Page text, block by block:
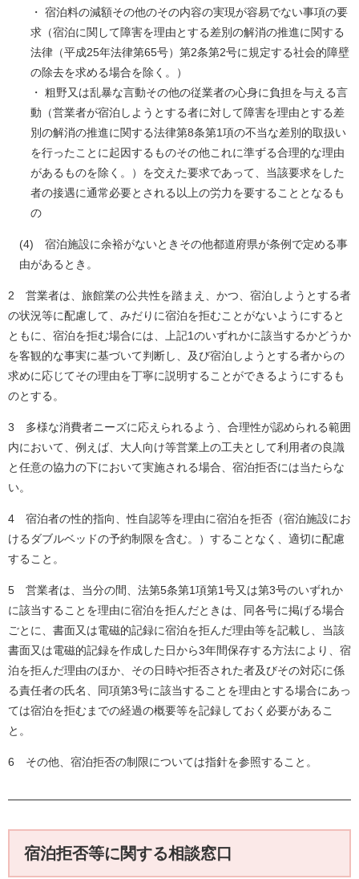
・ 宿泊料の減額その他のその内容の実現が容易でない事項の要
求（宿泊に関して障害を理由とする差別の解消の推進に関する
法律（平成25年法律第65号）第2条第2号に規定する社会的障壁
の除去を求める場合を除く。）
・ 粗野又は乱暴な言動その他の従業者の心身に負担を与える言
動（営業者が宿泊しようとする者に対して障害を理由とする差
別の解消の推進に関する法律第8条第1項の不当な差別的取扱い
を行ったことに起因するものその他これに準ずる合理的な理由
があるものを除く。）を交えた要求であって、当該要求をした
者の接遇に通常必要とされる以上の労力を要することとなるも
の
(4) 宿泊施設に余裕がないときその他都道府県が条例で定める事
由があるとき。
2 営業者は、旅館業の公共性を踏まえ、かつ、宿泊しようとする者
の状況等に配慮して、みだりに宿泊を拒むことがないようにすると
ともに、宿泊を拒む場合には、上記1のいずれかに該当するかどうか
を客観的な事実に基づいて判断し、及び宿泊しようとする者からの
求めに応じてその理由を丁寧に説明することができるようにするも
のとする。
3 多様な消費者ニーズに応えられるよう、合理性が認められる範囲
内において、例えば、大人向け等営業上の工夫として利用者の良識
と任意の協力の下において実施される場合、宿泊拒否には当たらな
い。
4 宿泊者の性的指向、性自認等を理由に宿泊を拒否（宿泊施設にお
けるダブルベッドの予約制限を含む。）することなく、適切に配慮
すること。
5 営業者は、当分の間、法第5条第1項第1号又は第3号のいずれか
に該当することを理由に宿泊を拒んだときは、同各号に掲げる場合
ごとに、書面又は電磁的記録に宿泊を拒んだ理由等を記載し、当該
書面又は電磁的記録を作成した日から3年間保存する方法により、宿
泊を拒んだ理由のほか、その日時や拒否された者及びその対応に係
る責任者の氏名、同項第3号に該当することを理由とする場合にあっ
ては宿泊を拒むまでの経過の概要等を記録しておく必要があるこ
と。
6 その他、宿泊拒否の制限については指針を参照すること。
宿泊拒否等に関する相談窓口